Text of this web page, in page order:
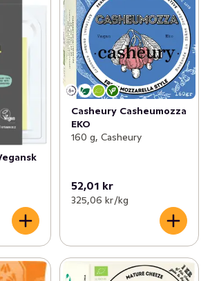
Casheury Casheumozza
EKO
160 g, Casheury
52,01 kr
325,06 kr /kg